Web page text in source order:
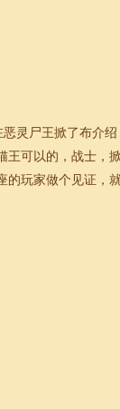
灵尸王掀了布介
王可以的，战士，
的玩家做个见证，